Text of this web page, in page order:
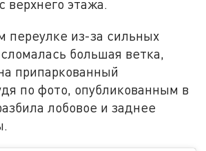
верхнего этажа.
переулке из-за сильных
большая ветка,
припаркованный
по фото, опубликованным в
лобовое и заднее